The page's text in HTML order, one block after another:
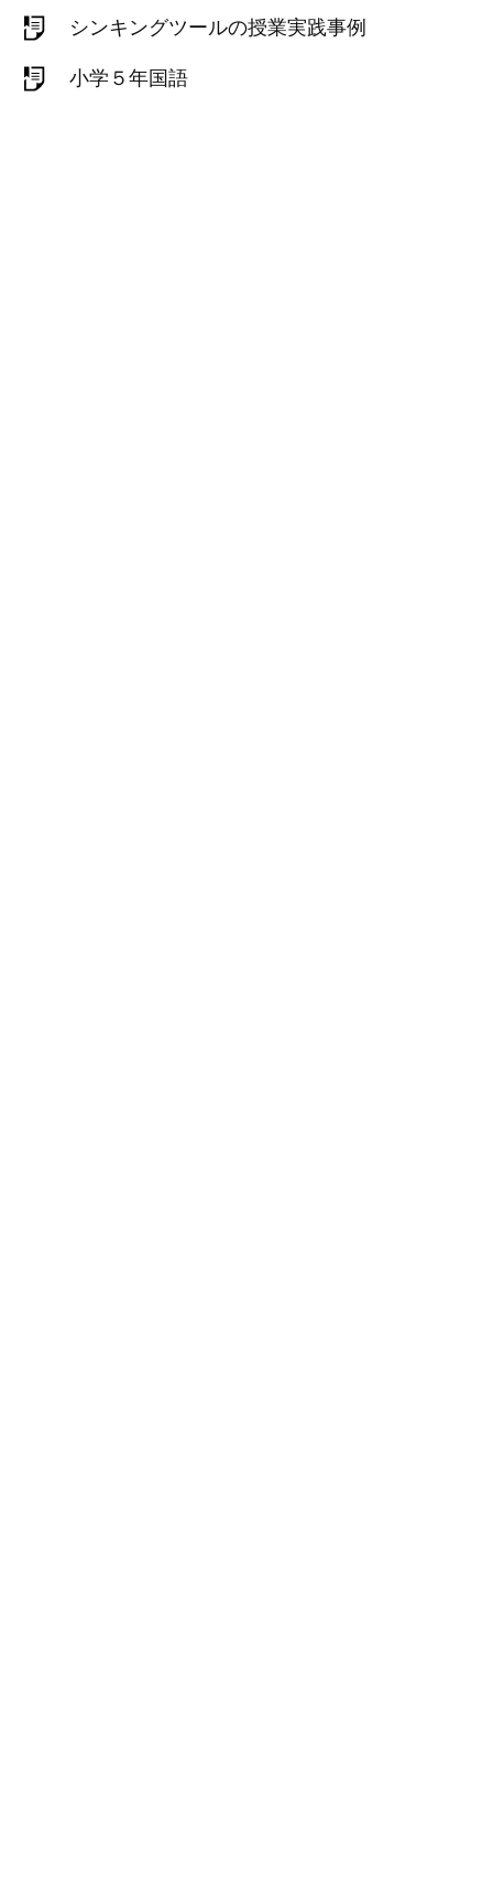
シンキングツールの授業実践事例
小学５年国語